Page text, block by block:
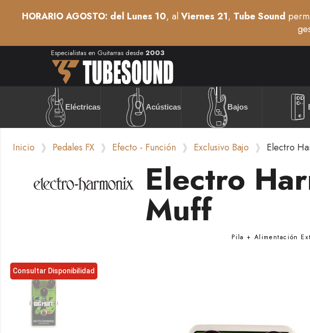
HORARIO AGOSTO: del Lunes 10, alViernes 21, Tube Sound
Especialistas en Guitarras desde 2003
Eléctricas Acústicas Bajos
Inicio Pedales FX Efecto - Función Exclusivo Bajo Electro
Electro
Muff
Pila + Alimentación
Consultar Disponibilidad